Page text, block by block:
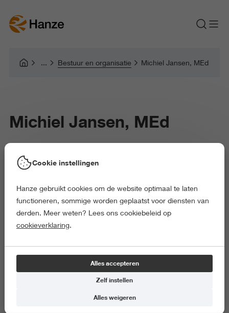
Bestuur en organisatie Michiel Jansen, MEd
Michiel Jansen, MEd
Michiel Jansen is theatermaker. Vanaf het prille begin tot 2009 is
2009 richt Jansen Overmorgenland op en maakt de succesvolle
voorstelling ‘Blaarkoppen’ in het Groningse landschap. Sinds
2010 is hij verbonden aan Academie Minerva als docent
onderzoeker bijTime Based Design
Michiel werkt aan een enscenering van ‘The Kiribati Notes’ van
de Noorse schrijver Tale Næss. Hoe kan deze theatertekst over
de eerste vluchtelingen van klimaatverandering studenten en
docent-onderzoekers van Academie Minerva en het Prins Claus
Cookie instellingen
Hanze gebruikt cookies om de website optimaal te laten
functioneren, sommige worden geplaatst voor diensten van
derden. Meer weten? Lees ons cookiebeleid op
cookieverklaring.
Alles accepteren
Zelf instellen
Alles weigeren